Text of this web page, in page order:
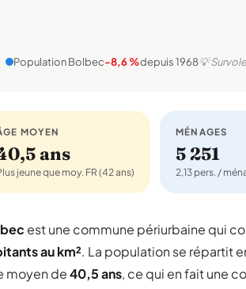
Population Bolbec-8,6 %depuis 1968💡
MOYEN
ans
jeune que moy. FR (42 ans)
MÉNAGES
5 251
2,13 pers. /
est une commune périurbaine qui
au km². La population se répartit
moyen de40,5 ans, ce qui en fait une